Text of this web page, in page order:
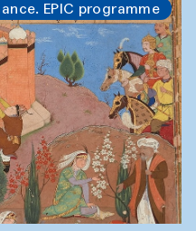
EPIC programme